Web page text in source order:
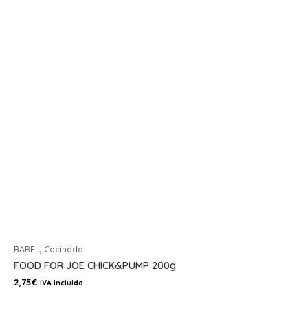
BARF y Cocinado
FOOD FOR JOE CHICK&PUMP 200g
2,75€ IVA incluido